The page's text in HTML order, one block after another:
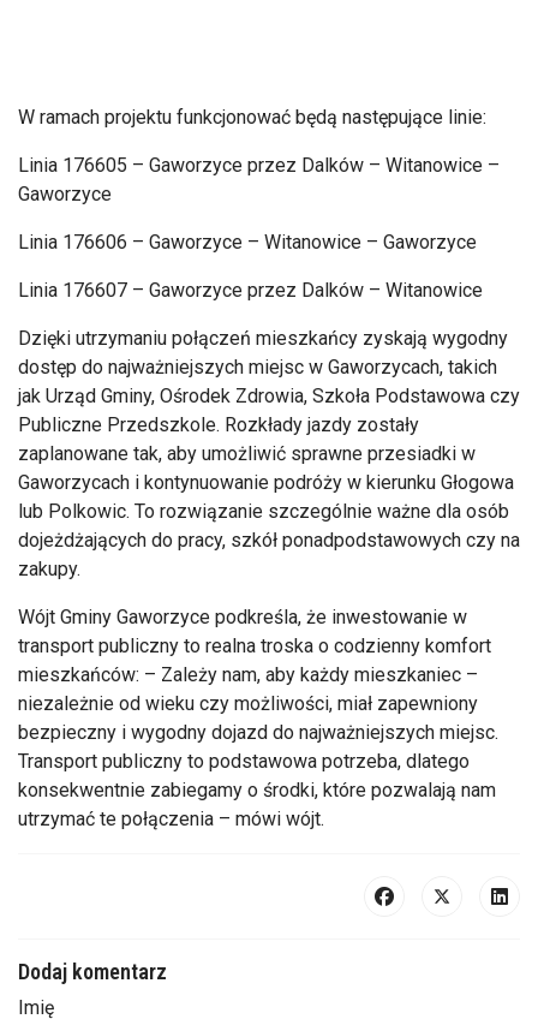
W ramach projektu funkcjonować będą następujące linie:
Linia 176605 – Gaworzyce przez Dalków – Witanowice –
Gaworzyce
Linia 176606 – Gaworzyce – Witanowice – Gaworzyce
Linia 176607 – Gaworzyce przez Dalków – Witanowice
Dzięki utrzymaniu połączeń mieszkańcy zyskają wygodny
dostęp do najważniejszych miejsc w Gaworzycach, takich
jak Urząd Gminy, Ośrodek Zdrowia, Szkoła Podstawowa czy
Publiczne Przedszkole. Rozkłady jazdy zostały
zaplanowane tak, aby umożliwić sprawne przesiadki w
Gaworzycach i kontynuowanie podróży w kierunku Głogowa
lub Polkowic. To rozwiązanie szczególnie ważne dla osób
dojeżdżających do pracy, szkół ponadpodstawowych czy na
zakupy.
Wójt Gminy Gaworzyce podkreśla, że inwestowanie w
transport publiczny to realna troska o codzienny komfort
mieszkańców: – Zależy nam, aby każdy mieszkaniec –
niezależnie od wieku czy możliwości, miał zapewniony
bezpieczny i wygodny dojazd do najważniejszych miejsc.
Transport publiczny to podstawowa potrzeba, dlatego
konsekwentnie zabiegamy o środki, które pozwalają nam
utrzymać te połączenia – mówi wójt.
Dodaj komentarz
Imię